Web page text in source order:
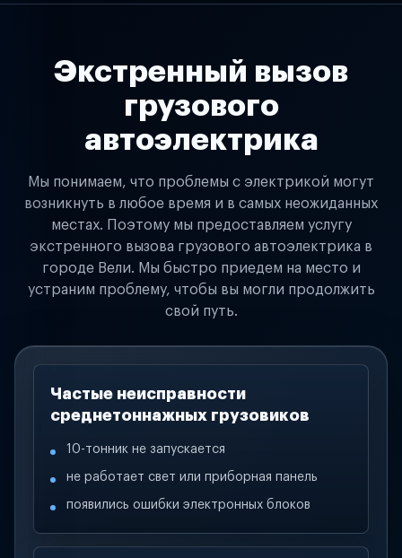
Экстренный вызов
грузового
автоэлектрика
Мы понимаем, что проблемы с электрикой могут
возникнуть в любое время и в самых неожиданных
местах. Поэтому мы предоставляем услугу
экстренного вызова грузового автоэлектрика в
городе Вели. Мы быстро приедем на место и
устраним проблему, чтобы вы могли продолжить
свой путь.
Частые неисправности
среднетоннажных грузовиков
10-тонник не запускается
не работает свет или приборная панель
появились ошибки электронных блоков